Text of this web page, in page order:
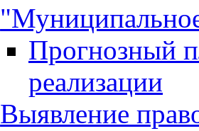
Прогнозный
реализации
Выявление